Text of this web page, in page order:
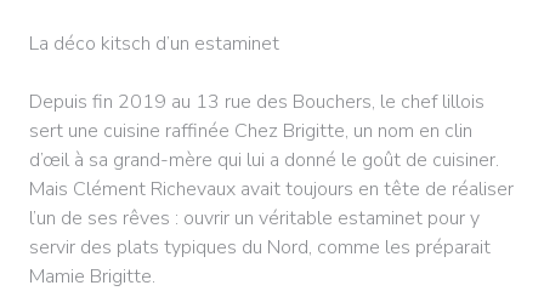
La déco kitsch d’un estaminet
Depuis fin 2019 au 13 rue des Bouchers, le chef lillois
sert une cuisine raffinée Chez Brigitte, un nom en clin
d’œil à sa grand-mère qui lui a donné le goût de cuisiner.
Mais Clément Richevaux avait toujours en tête de réaliser
l’un de ses rêves : ouvrir un véritable estaminet pour y
servir des plats typiques du Nord, comme les préparait
Mamie Brigitte.